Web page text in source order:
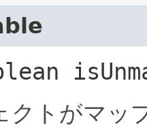
クトがマッ